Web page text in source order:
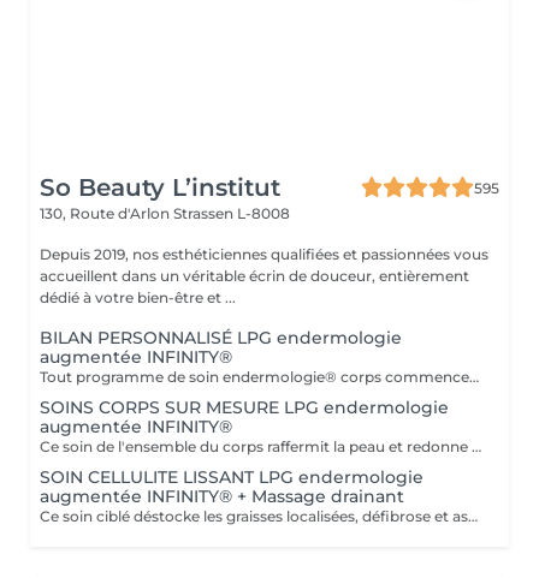
So Beauty L’institut
595
130, Route d'Arlon Strassen L-8008
Depuis 2019, nos esthéticiennes qualifiées et passionnées vous
accueillent dans un véritable écrin de douceur, entièrement
dédié à votre bien-être et ...
BILAN PERSONNALISÉ LPG endermologie
augmentée INFINITY®
Tout programme de soin endermologie® corps commence par un bilan ultra-précis, avec l'application professionnelle ENDERMOLINK. Il se déroule en trois étapes clés : 1. Décryptage de votre mode de vie. 2. Analyse de votre peau. 3. Création de votre programme sur-mesure.
SOINS CORPS SUR MESURE LPG endermologie
augmentée INFINITY®
Ce soin de l'ensemble du corps raffermit la peau et redonne du galbe aux courbes pour retrouver une silhouette resculptée et plus ferme tout en procurant un grand moment de bien-être. DESTOCKE les graisses Grâce à la nouvelle tête de traitement brevetée Alliance, endermologie® permet de cibler et d'affiner les zones rebelles à lexercice et à l'hygiène alimentaire (bras, dos, ventre, taille, cuisses..) tout en s'adaptant précisément aux besoins de chaque peau. LISSE la cellulite La cellulite, qui touche 90 % des femmes même les plus minces et les plus sportives, résulte à la fois dun stockage de graisses dans les adipocytes (cellules graisseuses) et dune rétention d'eau tout autour. RAFFERMIT la peau Variations de poids, grossesses, temps qui passe la peau perd progressivement de sa tonicité et de sa souplesse. Même si ce relâchement cutané concerne tout le corps, certaines zones y sont plus sensibles : intérieur des cuisses, ventre, bras, etc
SOIN CELLULITE LISSANT LPG endermologie
augmentée INFINITY® + Massage drainant
Ce soin ciblé déstocke les graisses localisées, défibrose et assouplit les tissus pour traiter efficacement la cellulite adipeuse et fibreuse tout en procurant un grand moment de bien-être. 40 minutes LPG + 10 minutes de massage drainant/amincissant sur l'avant des jambes.